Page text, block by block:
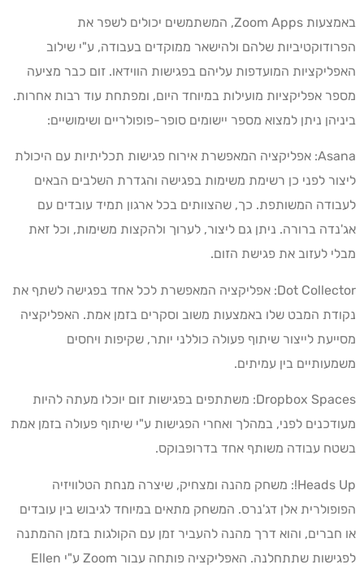
באמצעות Zoom Apps, המשתמשים יכולים לשפר את
הפרודוקטיביות שלהם ולהישאר ממוקדים בעבודה, ע"י שילוב
האפליקציות המועדפות עליהם בפגישות הווידאו. זום כבר מציעה
מספר אפליקציות מועילות במיוחד היום, ומפתחת עוד רבות אחרות.
ביניהן ניתן למצוא מספר יישומים סופר-פופולריים ושימושיים:
Asana: אפליקציה המאפשרת אירוח פגישות תכליתיות עם היכולת
ליצור לפני כן רשימת משימות בפגישה והגדרת השלבים הבאים
לעבודה המשותפת. כך, שהצוותים בכל ארגון תמיד עובדים עם
אג'נדה ברורה. ניתן גם ליצור, לערוך ולהקצות משימות, וכל זאת
מבלי לעזוב את פגישת הזום.
Dot Collector: אפליקציה המאפשרת לכל אחד בפגישה לשתף את
נקודת המבט שלו באמצעות משוב וסקרים בזמן אמת. האפליקציה
מסייעת לייצור שיתוף פעולה כוללני יותר, שקיפות ויחסים
משמעותיים בין עמיתים.
Dropbox Spaces: משתתפים בפגישות זום יוכלו מעתה להיות
מעודכנים לפני, במהלך ואחרי הפגישות ע"י שיתוף פעולה בזמן אמת
בשטח עבודה משותף אחד בדרופבוקס.
Heads Up!: משחק מהנה ומצחיק, שיצרה מנחת הטלוויזיה
הפופולרית אלן דג'נרס. המשחק מתאים במיוחד לגיבוש בין עובדים
או חברים, והוא דרך מהנה להעביר זמן עם הקולגות בזמן ההמתנה
לפגישות שתתחלנה. האפליקציה פותחה עבור Zoom ע"י Ellen